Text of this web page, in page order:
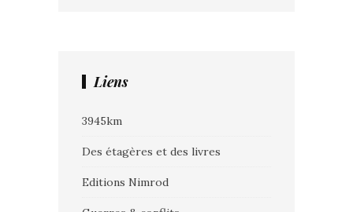
Liens
3945km
Des étagères et des livres
Editions Nimrod